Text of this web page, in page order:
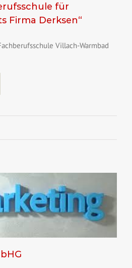
für
Firma Derksen“
Villach-Warmbad